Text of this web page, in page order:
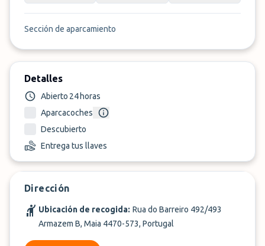
Sección de aparcamiento
Detalles
Abierto 24 horas
Aparcacoches
Descubierto
Entrega tus llaves
Dirección
Ubicación de recogida: Rua do Barreiro 492/493
Armazem B, Maia 4470-573, Portugal